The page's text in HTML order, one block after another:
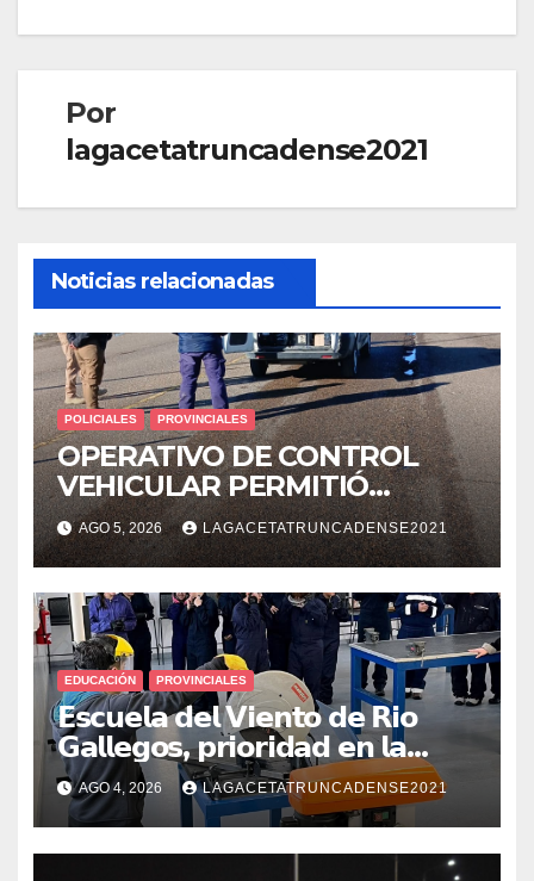
Por
lagacetatruncadense2021
Noticias relacionadas
POLICIALES PROVINCIALES
OPERATIVO DE CONTROL
VEHICULAR PERMITIÓ
LOCALIZAR A UN HOMBRE
CON PEDIDO DE PARADERO
AGO 5, 2026 LAGACETATRUNCADENSE2021
EDUCACIÓN PROVINCIALES
𝗘𝘀𝗰𝘂𝗲𝗹𝗮 𝗱𝗲𝗹 𝗩𝗶𝗲𝗻𝘁𝗼 𝗱𝗲 𝗥𝗶𝗼
𝗚𝗮𝗹𝗹𝗲𝗴𝗼𝘀, 𝗽𝗿𝗶𝗼𝗿𝗶𝗱𝗮𝗱 𝗲𝗻 𝗹𝗮
𝘀𝗲𝗴𝘂𝗿𝗶𝗱𝗮𝗱: 𝗖𝗹𝗮𝘃𝗲 𝗲𝗻 𝗲𝗹 𝗶𝗻𝗶𝗰𝗶𝗼
𝗱𝗲 𝗹𝗼𝘀 𝘁𝗮𝗹𝗹𝗲𝗿𝗲𝘀 𝗶𝗻𝗱𝘂𝘀𝘁𝗿𝗶𝗮𝗹𝗲𝘀
AGO 4, 2026 LAGACETATRUNCADENSE2021